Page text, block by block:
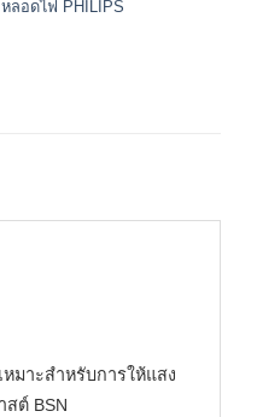
หลอดไฟ PHILIPS
มาะสำหรับการให้แสง
ต์ BSN